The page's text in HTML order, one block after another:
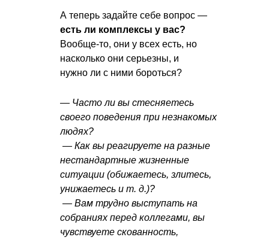
А теперь задайте себе вопрос —
есть ли комплексы у вас?
Вообще-то, они у всех есть, но
насколько они серьезны, и
нужно ли с ними бороться?
— Часто ли вы стесняетесь
своего поведения при незнакомых
людях?
— Как вы реагируете на разные
нестандартные жизненные
ситуации (обижаетесь, злитесь,
унижаетесь и т. д.)?
— Вам трудно выступать на
собраниях перед коллегами, вы
чувствуете скованность,